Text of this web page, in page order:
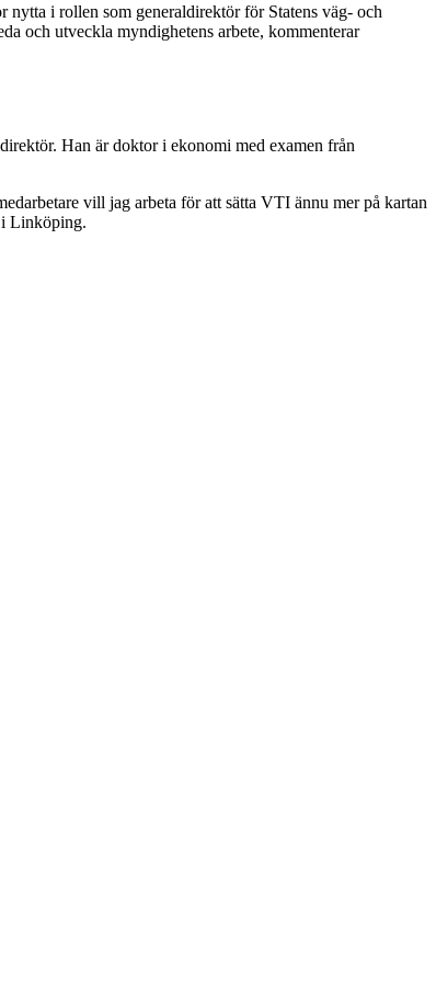
i rollen som generaldirektör för Statens väg- och
och utveckla myndighetens arbete, kommenterar
Han är doktor i ekonomi med examen från
vill jag arbeta för att sätta VTI ännu mer på kartan
i Linköping.